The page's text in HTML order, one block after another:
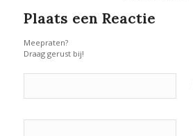
Plaats een Reactie
Meepraten?
Draag gerust bij!